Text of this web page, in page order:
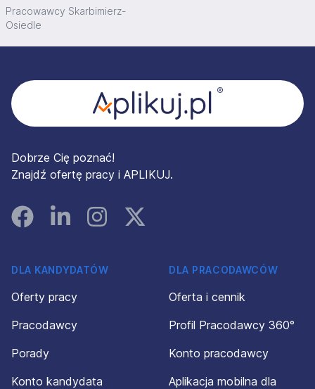
Pracowawcy Skarbimierz-
Osiedle
Dobrze Cię poznać!
Znajdź ofertę pracy i APLIKUJ.
FacebookLinked InInstagramInstagram
DLA KANDYDATÓW
Oferty pracy
Pracodawcy
Porady
Konto kandydata
DLA PRACODAWCÓW
Oferta i cennik
Profil Pracodawcy 360°
Konto pracodawcy
Aplikacja mobilna dla